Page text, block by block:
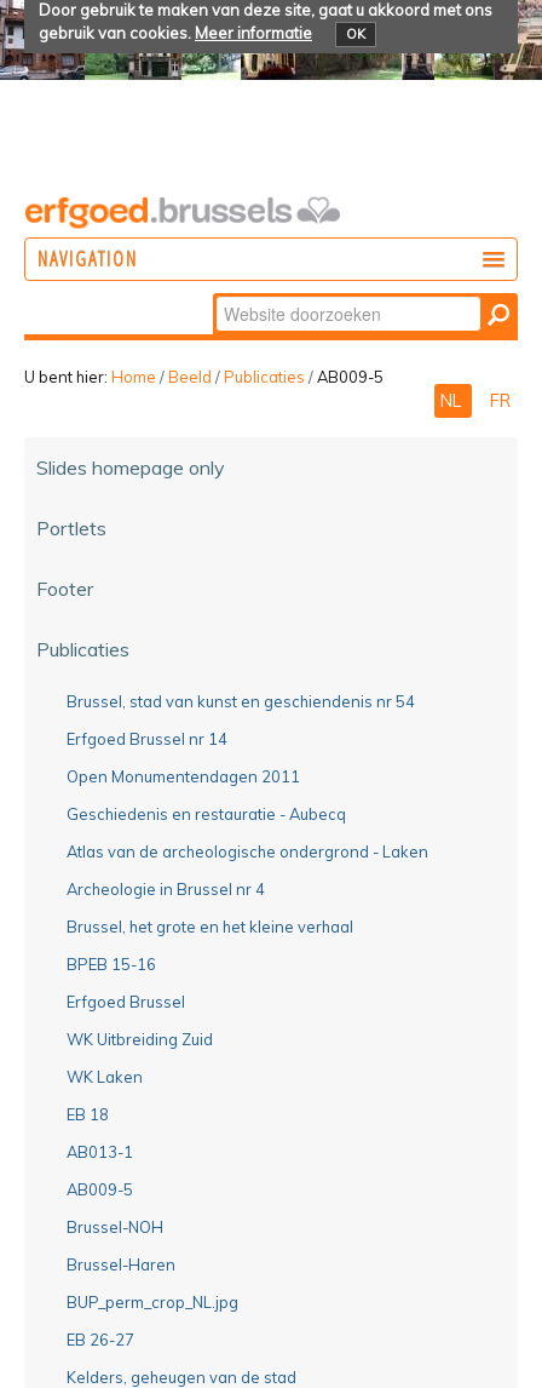
Door gebruik te maken van deze site, gaat u akkoord met ons
gebruik van cookies. Meer informatie OK
NAVIGATION
Zoek
Geavanceerd
zoeken...
U bent hier: Home /Beeld /Publicaties /AB009-5
NL FR
Slides homepage only
Portlets
Footer
Publicaties
Brussel, stad van kunst en geschiendenis nr 54
Erfgoed Brussel nr 14
Open Monumentendagen 2011
Geschiedenis en restauratie - Aubecq
Atlas van de archeologische ondergrond - Laken
Archeologie in Brussel nr 4
Brussel, het grote en het kleine verhaal
BPEB 15-16
Erfgoed Brussel
WK Uitbreiding Zuid
WK Laken
EB 18
AB013-1
AB009-5
Brussel-NOH
Brussel-Haren
BUP_perm_crop_NL.jpg
EB 26-27
Kelders, geheugen van de stad